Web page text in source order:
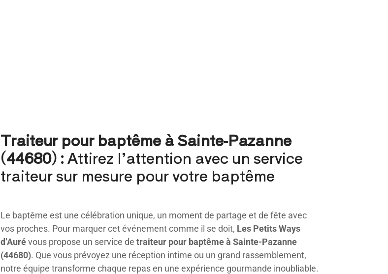
Traiteur pour baptême à Sainte-Pazanne
(44680) :Attirez l’attention avec un service
traiteur sur mesure pour votre baptême
Le baptême est une célébration unique, un moment de partage et de fête avec
vos proches. Pour marquer cet événement comme il se doit, Les Petits Ways
d’Aurévous propose un service de traiteur pour baptême à Sainte-Pazanne
(44680). Que vous prévoyez une réception intime ou un grand rassemblement,
notre équipe transforme chaque repas en une expérience gourmande inoubliable.